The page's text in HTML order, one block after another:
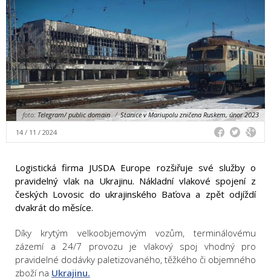
foto: Telegram/ public domain / Stanice v Mariupolu zničena Ruskem, únor 2023
14 / 11 / 2024
Logistická firma JUSDA Europe rozšiřuje své služby o
pravidelný vlak na Ukrajinu. Nákladní vlakové spojení z
českých Lovosic do ukrajinského Baťova a zpět odjíždí
dvakrát do měsíce.
Díky krytým velkoobjemovým vozům, terminálovému
zázemí a 24/7 provozu je vlakový spoj vhodný pro
pravidelné dodávky paletizovaného, těžkého či objemného
zboží na Ukrajinu.